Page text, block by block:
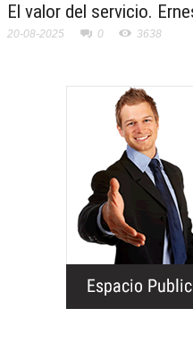
El valor del servicio.
20-08-2025 0 3638